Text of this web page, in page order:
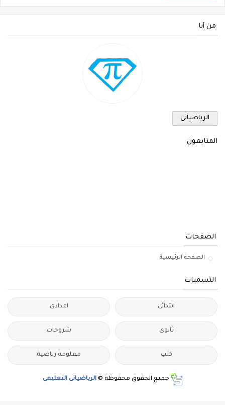
من أنا
الرياضياتى
المتابعون
الصفحات
الصفحة الرئيسية
التسميات
ابتدائى اعدادى
ثانوى شروحات
كتب معلومة رياضية
جميع الحقوق محفوظة © الرياضياتى التعليمى